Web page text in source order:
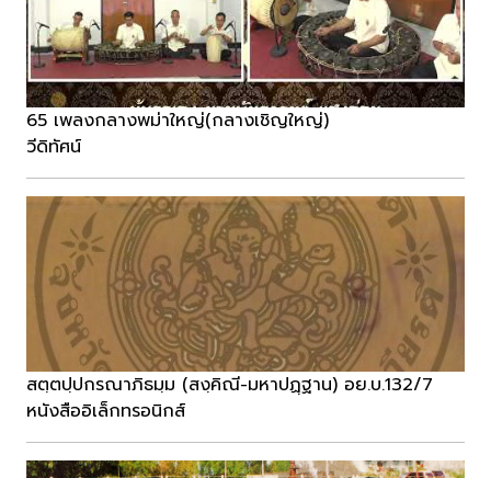
65 เพลงกลางพม่าใหญ่(กลางเชิญใหญ่)
วีดิทัศน์
สตฺตปฺปกรณาภิธมฺม (สงฺคิณี-มหาปฏฺฐาน) อย.บ.132/7
หนังสืออิเล็กทรอนิกส์